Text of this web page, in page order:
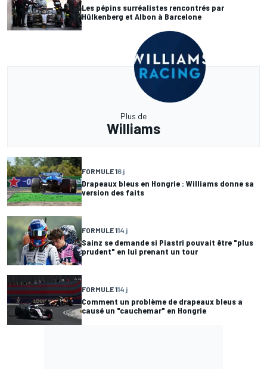
Les pépins surréalistes rencontrés par
Hülkenberg et Albon à Barcelone
Plus de
Williams
FORMULE 16 j
Drapeaux bleus en Hongrie : Williams donne sa
version des faits
FORMULE 114 j
Sainz se demande si Piastri pouvait être "plus
prudent" en lui prenant un tour
FORMULE 114 j
Comment un problème de drapeaux bleus a
causé un "cauchemar" en Hongrie